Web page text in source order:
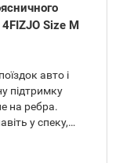
Size M
авто і
підтримку
на ребра.
у спеку,